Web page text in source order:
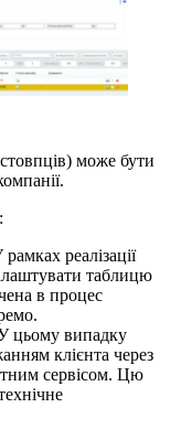
може бути
реалізації
таблицю
в процес
цьому випадку
клієнта через
сервісом. Цю